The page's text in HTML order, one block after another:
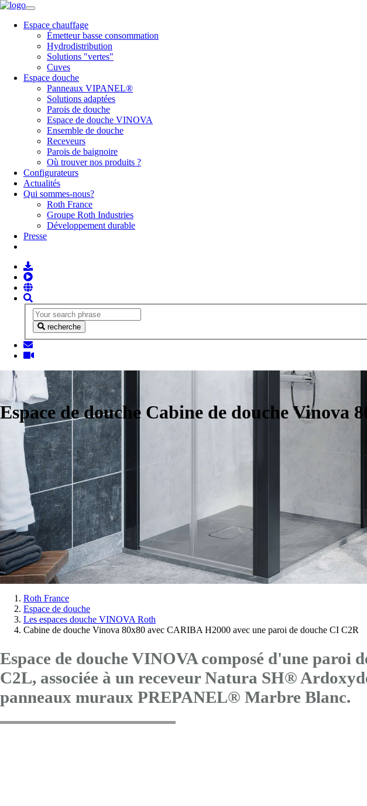
Espace chauffage
Émetteur basse consommation
Hydrodistribution
Solutions "vertes"
Cuves
Espace douche
Panneaux VIPANEL®
Solutions adaptées
Parois de douche
Espace de douche VINOVA
Ensemble de douche
Receveurs
Parois de baignoire
Où trouver nos produits ?
Configurateurs
Actualités
Qui sommes-nous?
Roth France
Groupe Roth Industries
Développement durable
Presse
recherche
Espace de douche Cabine de douche Vinova
Vous
êtes
Roth France
Espace de douche
Les espaces douche VINOVA Roth
Cabine de douche Vinova 80x80 avec CARIBA H2000 avec une paroi de douche CI C2R
Espace de douche VINOVA composé d'une paroi
C2L, associée à un receveur Natura SH®
panneaux muraux PREPANEL® Marbre Blanc.